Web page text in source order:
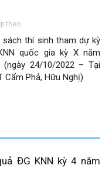
theo
sách thí sinh tham dự kỳ
quốc gia kỳ X năm
(ngày 24/10/2022 – Tại
Cẩm Phả, Hữu Nghị)
ĐG KNN kỳ 4 năm